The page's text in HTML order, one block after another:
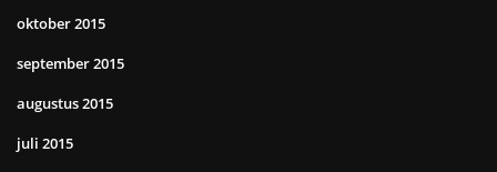
oktober 2015
september 2015
augustus 2015
juli 2015